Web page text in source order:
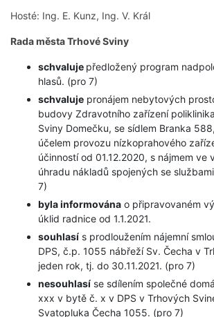
Hosté: Ing. E. Kunz, Ing. V. Král
Rada města Trhové Sviny
schvaluje předložený program
hlasů. (pro 7)
schvaluje pronájem nebytových
budovy Zdravotního zařízení
Sviny Domečku, se sídlem Branka
účelem provozu nízkoprahového
účinností od 01.12.2020, s nájmem ve
úhradu nákladů spojených se
7)
byla informována o připravovaném
úklid radnice od 1.1.2021.
souhlasí s prodloužením nájemní
DPS, č.p. 1055 nábřeží Sv. Čecha v
jeden rok, tj. do 30.11.2021. (pro 7)
nesouhlasí se sdílením společné
xxx v bytě č. x v DPS v Trhových
Svatopluka Čecha 1055. (pro 7)